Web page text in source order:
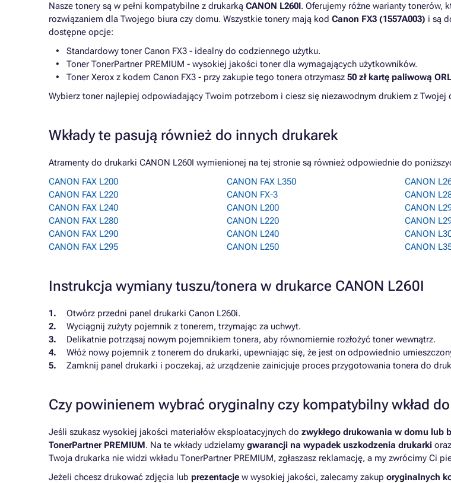
Nasze tonery są w pełni kompatybilne z drukarką CANON L260I. Oferujemy różne warianty tonerów,
rozwiązaniem dla Twojego biura czy domu. Wszystkie tonery mają kod Canon FX3 (1557A003) i są
dostępne opcje:
Standardowy toner Canon FX3 - idealny do codziennego użytku.
Toner TonerPartner PREMIUM - wysokiej jakości toner dla wymagających użytkowników.
Toner Xerox z kodem Canon FX3 - przy zakupie tego tonera otrzymasz 50 zł kartę paliwową
Wybierz toner najlepiej odpowiadający Twoim potrzebom i ciesz się niezawodnym drukiem z Twojej
Wkłady te pasują również do innych drukarek
Atramenty do drukarki CANON L260I wymienionej na tej stronie są również odpowiednie do
CANON FAX L200
CANON FAX L220
CANON FAX L240
CANON FAX L280
CANON FAX L290
CANON FAX L295
CANON FAX L350
CANON FX-3
CANON L200
CANON L220
CANON L240
CANON L250
CANON
CANON
CANON
CANON
CANON
CANON
Instrukcja wymiany tuszu/tonera w drukarce CANON L260I
Otwórz przedni panel drukarki Canon L260i.
Wyciągnij zużyty pojemnik z tonerem, trzymając za uchwyt.
Delikatnie potrząsaj nowym pojemnikiem tonera, aby równomiernie rozłożyć toner wewnątrz.
Włóż nowy pojemnik z tonerem do drukarki, upewniając się, że jest on odpowiednio
Zamknij panel drukarki i poczekaj, aż urządzenie zainicjuje proces przygotowania tonera do
Czy powinienem wybrać oryginalny czy kompatybilny wkład
Jeśli szukasz wysokiej jakości materiałów eksploatacyjnych do zwykłego drukowania w domu lub
TonerPartner PREMIUM. Na te wkłady udzielamy gwarancji na wypadek uszkodzenia drukarki oraz
Twoja drukarka nie widzi wkładu TonerPartner PREMIUM, zgłaszasz reklamację, a my zwrócimy Ci
Jeżeli chcesz drukować zdjęcia lub prezentacje w wysokiej jakości, zalecamy zakup oryginalnych